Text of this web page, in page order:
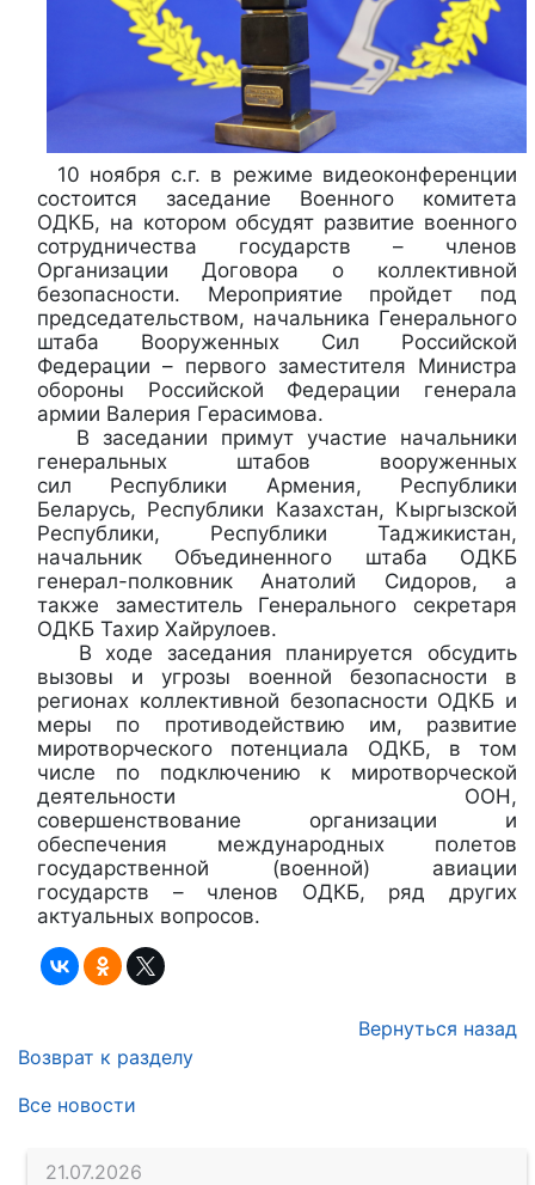
21.07.2026
10 ноября с.г. в режиме видеоконференции
состоится заседание Военного комитета
ОДКБ, на котором обсудят развитие военного
сотрудничества государств – членов
Организации Договора о коллективной
безопасности. Мероприятие пройдет под
председательством, начальника Генерального
штаба Вооруженных Сил Российской
Федерации – первого заместителя Министра
обороны Российской Федерации генерала
армии Валерия Герасимова.
В заседании примут участие начальники
генеральных штабов вооруженных
сил Республики Армения, Республики
Беларусь, Республики Казахстан, Кыргызской
Республики, Республики Таджикистан,
начальник Объединенного штаба ОДКБ
генерал-полковник Анатолий Сидоров, а
также заместитель Генерального секретаря
ОДКБ Тахир Хайрулоев.
В ходе заседания планируется обсудить
вызовы и угрозы военной безопасности в
регионах коллективной безопасности ОДКБ и
меры по противодействию им, развитие
миротворческого потенциала ОДКБ, в том
числе по подключению к миротворческой
деятельности ООН,
совершенствование организации и
обеспечения международных полетов
государственной (военной) авиации
государств – членов ОДКБ, ряд других
актуальных вопросов.
Вернуться назад
Возврат к разделу
Все новости